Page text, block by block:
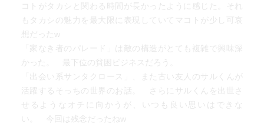
コトがタカシと関わる時間が長かったように感じた。それ
もタカシの魅力を最大限に表現していてマコトが少し可哀
想だったw
「家なき者のパレード」は敵の構造がとても複雑で興味深
かった。 最下位の貧困ビジネスだろう。
「出会い系サンタクロース」、また古い友人のサルくんが
活躍するそっちの世界のお話。 さらにサルくんを出世さ
せるようなオチに向かうが、いつも良い思いはできな
い。 今回は残念だったねw